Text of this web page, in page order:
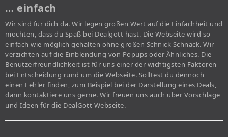
… einfach
Wir sind für dich da. Wir legen großen Wert auf die Einfachheit und
möchten, dass du Spaß bei Dealgott hast. Die Webseite wird so
einfach wie möglich gehalten ohne großen Schnick Schnack. Wir
verzichten auf die Einblendung von Popups oder Ähnliches. Die
Benutzerfreundlichkeit ist für uns einer der wichtigsten Faktoren
bei Entscheidung rund um die Webseite. Solltest du dennoch
einen Fehler finden, zum Beispiel bei der Darstellung eines Deals,
dann kontaktiere uns gerne. Wir freuen uns auch über Vorschläge
und Ideen für die DealGott Webseite.